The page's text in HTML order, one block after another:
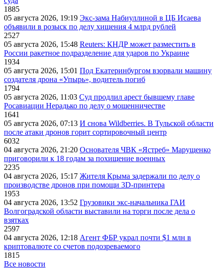
1885
05 августа 2026, 19:19 Экс-зама Набиуллиной в ЦБ Исаева
объявили в розыск по делу хищения 4 млрд рублей
2527
05 августа 2026, 15:48 Reuters: КНДР может разместить в
России ракетное подразделение для ударов по Украине
1934
05 августа 2026, 15:01 Под Екатеринбургом взорвали машину
создателя дрона «Упырь», водитель погиб
1794
05 августа 2026, 11:03 Суд продлил арест бывшему главе
Росавиации Нерадько по делу о мошенничестве
1641
05 августа 2026, 07:13 И снова Wildberries. В Тульской области
после атаки дронов горит сортировочный центр
6032
04 августа 2026, 21:20 Основателя ЧВК «Ястреб» Марущенко
приговорили к 18 годам за похищение военных
2235
04 августа 2026, 15:17 Жителя Крыма задержали по делу о
производстве дронов при помощи 3D‑принтера
1953
04 августа 2026, 13:52 Грузовики экс-начальника ГАИ
Волгоградской области выставили на торги после дела о
взятках
2597
04 августа 2026, 12:18 Агент ФБР украл почти $1 млн в
криптовалюте со счетов подозреваемого
1815
Все новости